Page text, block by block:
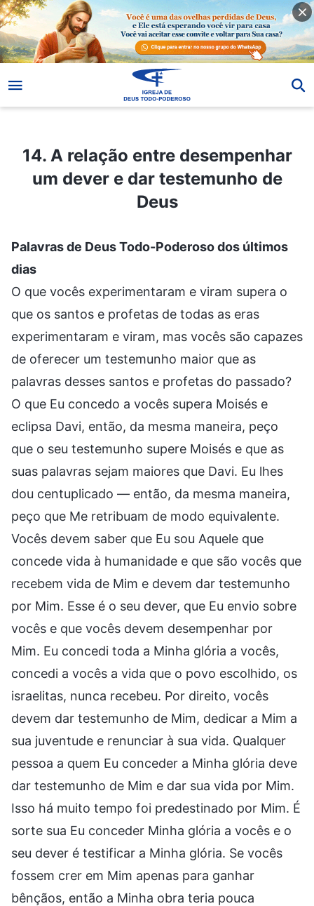
14. A relação entre desempenhar
um dever e dar testemunho de
Deus
Palavras de Deus Todo-Poderoso dos últimos
dias
O que vocês experimentaram e viram supera o
que os santos e profetas de todas as eras
experimentaram e viram, mas vocês são capazes
de oferecer um testemunho maior que as
palavras desses santos e profetas do passado?
O que Eu concedo a vocês supera Moisés e
eclipsa Davi, então, da mesma maneira, peço
que o seu testemunho supere Moisés e que as
suas palavras sejam maiores que Davi. Eu lhes
dou centuplicado — então, da mesma maneira,
peço que Me retribuam de modo equivalente.
Vocês devem saber que Eu sou Aquele que
concede vida à humanidade e que são vocês que
recebem vida de Mim e devem dar testemunho
por Mim. Esse é o seu dever, que Eu envio sobre
vocês e que vocês devem desempenhar por
Mim. Eu concedi toda a Minha glória a vocês,
concedi a vocês a vida que o povo escolhido, os
israelitas, nunca recebeu. Por direito, vocês
devem dar testemunho de Mim, dedicar a Mim a
sua juventude e renunciar à sua vida. Qualquer
pessoa a quem Eu conceder a Minha glória deve
dar testemunho de Mim e dar sua vida por Mim.
Isso há muito tempo foi predestinado por Mim. É
sorte sua Eu conceder Minha glória a vocês e o
seu dever é testificar a Minha glória. Se vocês
fossem crer em Mim apenas para ganhar
bênçãos, então a Minha obra teria pouca